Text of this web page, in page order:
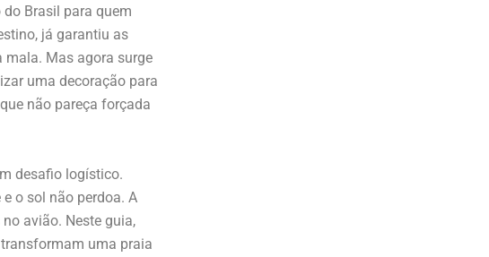
Brasil para quem
já garantiu as
mala. Mas agora surge
uma decoração para
não pareça forçada
desafio logístico.
o sol não perdoa. A
avião. Neste guia,
uma praia